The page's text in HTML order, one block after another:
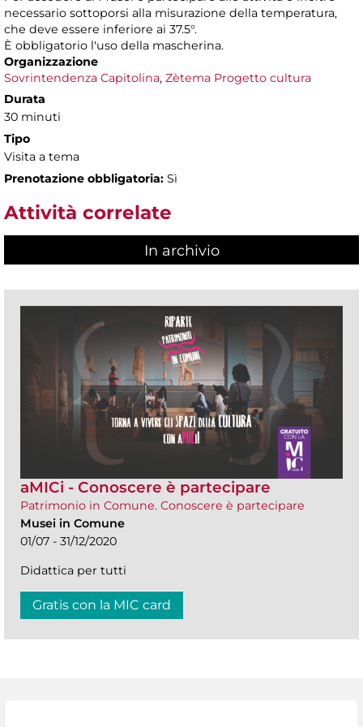
necessario sottoporsi alla misurazione della temperatura,
che deve essere inferiore ai 37.5°.
È obbligatorio l'uso della mascherina.
Organizzazione
Sovrintendenza Capitolina, Zètema Progetto cultura
Durata
30 minuti
Tipo
Visita a tema
Prenotazione obbligatoria: Sì
Attività correlate
In archivio
aMICi - Conoscere è partecipare
Patrimonio in Comune. Conoscere è partecipare
Musei in Comune
01/07 - 31/12/2020
Didattica per tutti
Gratis con la MIC card